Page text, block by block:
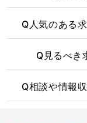
Q人気のある
Q 見るべき
Q相談や情報